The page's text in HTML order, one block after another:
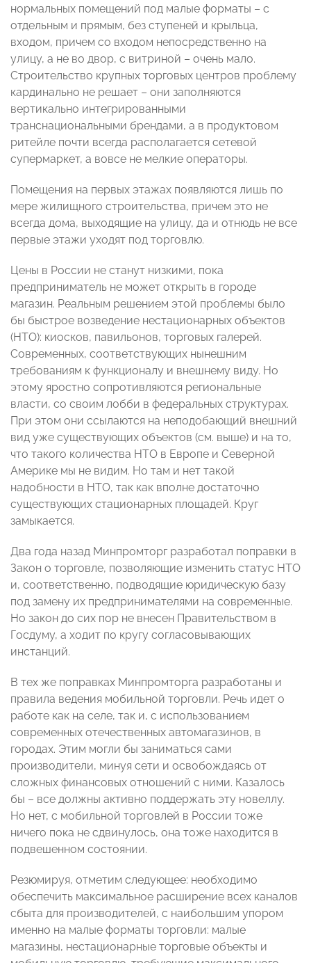
нормальных помещений под малые форматы – с
отдельным и прямым, без ступеней и крыльца,
входом, причем со входом непосредственно на
улицу, а не во двор, с витриной – очень мало.
Строительство крупных торговых центров проблему
кардинально не решает – они заполняются
вертикально интегрированными
транснациональными брендами, а в продуктовом
ритейле почти всегда располагается сетевой
супермаркет, а вовсе не мелкие операторы.
Помещения на первых этажах появляются лишь по
мере жилищного строительства, причем это не
всегда дома, выходящие на улицу, да и отнюдь не все
первые этажи уходят под торговлю.
Цены в России не станут низкими, пока
предприниматель не может открыть в городе
магазин. Реальным решением этой проблемы было
бы быстрое возведение нестационарных объектов
(НТО): киосков, павильонов, торговых галерей.
Современных, соответствующих нынешним
требованиям к функционалу и внешнему виду. Но
этому яростно сопротивляются региональные
власти, со своим лобби в федеральных структурах.
При этом они ссылаются на неподобающий внешний
вид уже существующих объектов (см. выше) и на то,
что такого количества НТО в Европе и Северной
Америке мы не видим. Но там и нет такой
надобности в НТО, так как вполне достаточно
существующих стационарных площадей. Круг
замыкается.
Два года назад Минпромторг разработал поправки в
Закон о торговле, позволяющие изменить статус НТО
и, соответственно, подводящие юридическую базу
под замену их предпринимателями на современные.
Но закон до сих пор не внесен Правительством в
Госдуму, а ходит по кругу согласовывающих
инстанций.
В тех же поправках Минпромторга разработаны и
правила ведения мобильной торговли. Речь идет о
работе как на селе, так и, с использованием
современных отечественных автомагазинов, в
городах. Этим могли бы заниматься сами
производители, минуя сети и освобождаясь от
сложных финансовых отношений с ними. Казалось
бы – все должны активно поддержать эту новеллу.
Но нет, с мобильной торговлей в России тоже
ничего пока не сдвинулось, она тоже находится в
подвешенном состоянии.
Резюмируя, отметим следующее: необходимо
обеспечить максимальное расширение всех каналов
сбыта для производителей, с наибольшим упором
именно на малые форматы торговли: малые
магазины, нестационарные торговые объекты и